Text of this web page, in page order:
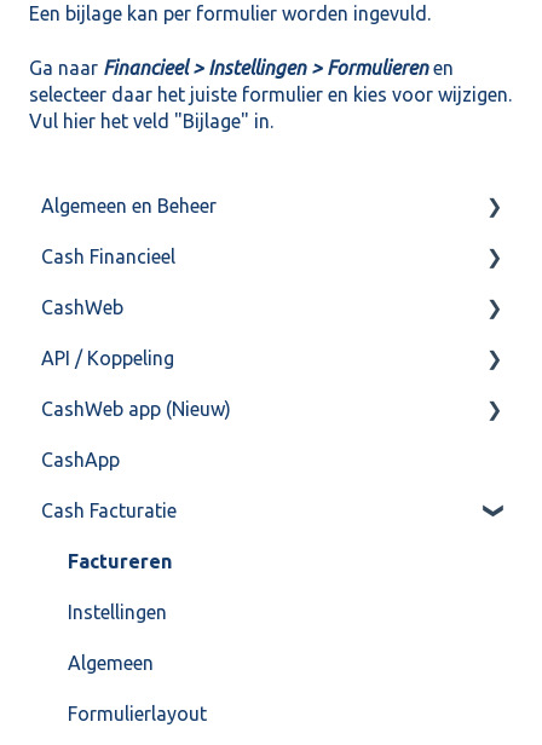
Een bijlage kan per formulier worden ingevuld.
Ga naar Financieel > Instellingen > Formulierenen
selecteer daar het juiste formulier en kies voor wijzigen.
Vul hier het veld "Bijlage" in.
Algemeen en Beheer
Bank(koppeling)
Import/Export
Postbus
Training & Consultancy
Overig
Cash Financieel
Boekhoud
Fiscaal
Overig
CashWeb
CashHero Layout
Mailen vanuit CASHWeb
Algemeen gebruik
API / Koppeling
Algemeen
Api 3.0 (SOAP API)
API 4.0 (REST API)
CashWeb app (Nieuw)
Veel gestelde vragen
CashApp
Cash Facturatie
Factureren
Instellingen
Algemeen
Formulierlayout